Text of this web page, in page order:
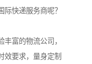
快递服务商呢？
富的物流公司，
效要求，量身定制